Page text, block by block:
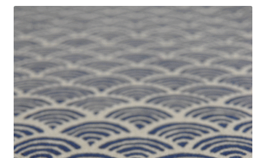
Ma liste de souhaits
Mon espace
Mon compte
Panier
My Account